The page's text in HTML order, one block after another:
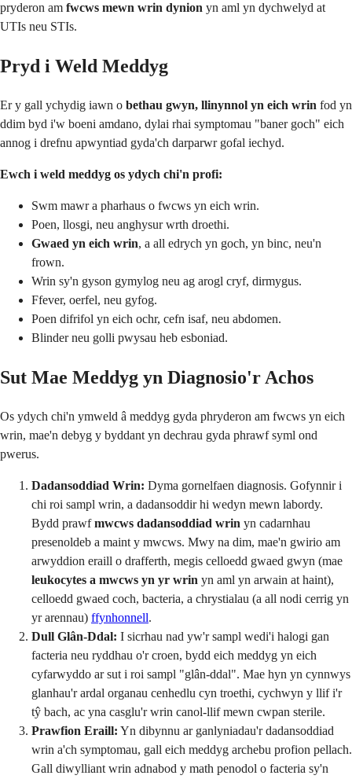
pryderon am fwcws mewn wrin dynion yn aml yn dychwelyd at
UTIs neu STIs.
Pryd i Weld Meddyg
Er y gall ychydig iawn o bethau gwyn, llinynnol yn eich wrin fod yn
ddim byd i'w boeni amdano, dylai rhai symptomau "baner goch" eich
annog i drefnu apwyntiad gyda'ch darparwr gofal iechyd.
Ewch i weld meddyg os ydych chi'n profi:
Swm mawr a pharhaus o fwcws yn eich wrin.
Poen, llosgi, neu anghysur wrth droethi.
Gwaed yn eich wrin, a all edrych yn goch, yn binc, neu'n
frown.
Wrin sy'n gyson gymylog neu ag arogl cryf, dirmygus.
Ffever, oerfel, neu gyfog.
Poen difrifol yn eich ochr, cefn isaf, neu abdomen.
Blinder neu golli pwysau heb esboniad.
Sut Mae Meddyg yn Diagnosio'r Achos
Os ydych chi'n ymweld â meddyg gyda phryderon am fwcws yn eich
wrin, mae'n debyg y byddant yn dechrau gyda phrawf syml ond
pwerus.
Dadansoddiad Wrin: Dyma gornelfaen diagnosis. Gofynnir i
chi roi sampl wrin, a dadansoddir hi wedyn mewn labordy.
Bydd prawfmwcws dadansoddiad wrin yn cadarnhau
presenoldeb a maint y mwcws. Mwy na dim, mae'n gwirio am
arwyddion eraill o drafferth, megis celloedd gwaed gwyn (mae
leukocytes a mwcws yn yr wrin yn aml yn arwain at haint),
celloedd gwaed coch, bacteria, a chrystialau (a all nodi cerrig yn
yr arennau) ffynhonnell.
Dull Glân-Ddal: I sicrhau nad yw'r sampl wedi'i halogi gan
facteria neu ryddhau o'r croen, bydd eich meddyg yn eich
cyfarwyddo ar sut i roi sampl "glân-ddal". Mae hyn yn cynnwys
glanhau'r ardal organau cenhedlu cyn troethi, cychwyn y llif i'r
tŷ bach, ac yna casglu'r wrin canol-llif mewn cwpan sterile.
Prawfion Eraill: Yn dibynnu ar ganlyniadau'r dadansoddiad
wrin a'ch symptomau, gall eich meddyg archebu profion pellach.
Gall diwylliant wrin adnabod y math penodol o facteria sy'n